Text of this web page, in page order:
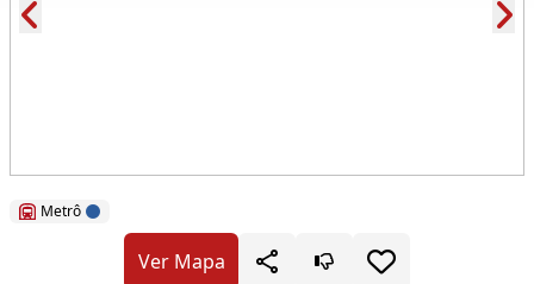
Metrô
Ver Mapa